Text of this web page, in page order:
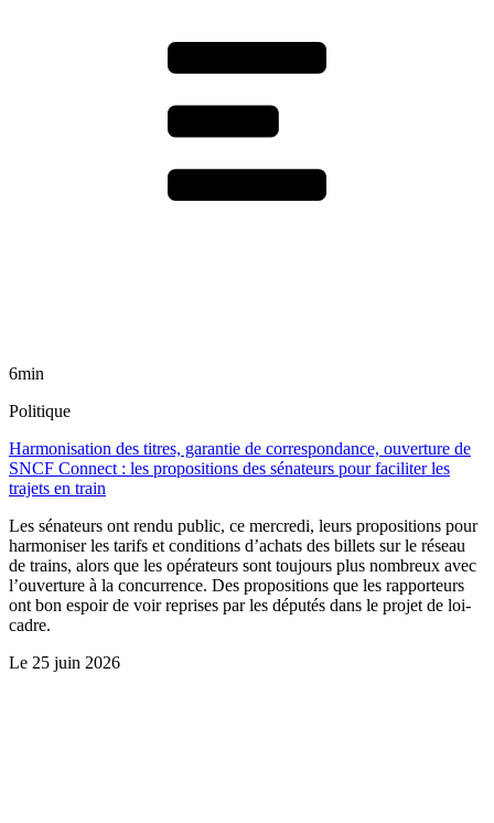
6min
Politique
Harmonisation des titres, garantie de correspondance, ouverture de
SNCF Connect : les propositions des sénateurs pour faciliter les
trajets en train
Les sénateurs ont rendu public, ce mercredi, leurs propositions pour
harmoniser les tarifs et conditions d’achats des billets sur le réseau
de trains, alors que les opérateurs sont toujours plus nombreux avec
l’ouverture à la concurrence. Des propositions que les rapporteurs
ont bon espoir de voir reprises par les députés dans le projet de loi-
cadre.
Le 25 juin 2026